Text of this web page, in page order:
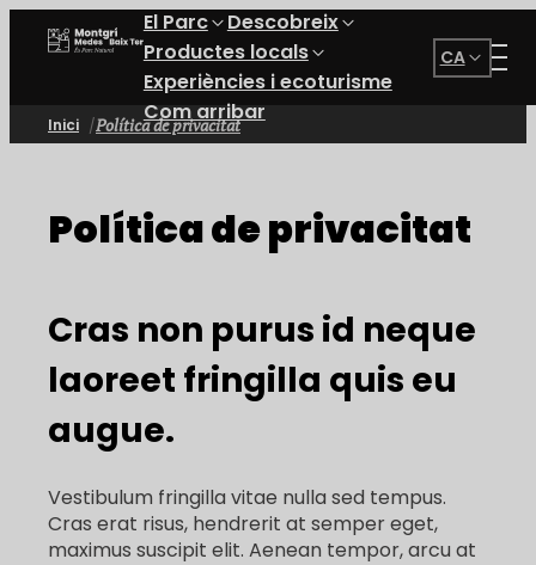
Parc Natural del Montgrí, les Illes Medes i el Baix Ter
El Parc
Descobreix
Productes locals
Experiències i ecoturisme
Com arribar
CA
Inici Política de privacitat
Política de privacitat
Cras non purus id neque
laoreet fringilla quis eu
augue.
Vestibulum fringilla vitae nulla sed tempus.
Cras erat risus, hendrerit at semper eget,
maximus suscipit elit. Aenean tempor, arcu at